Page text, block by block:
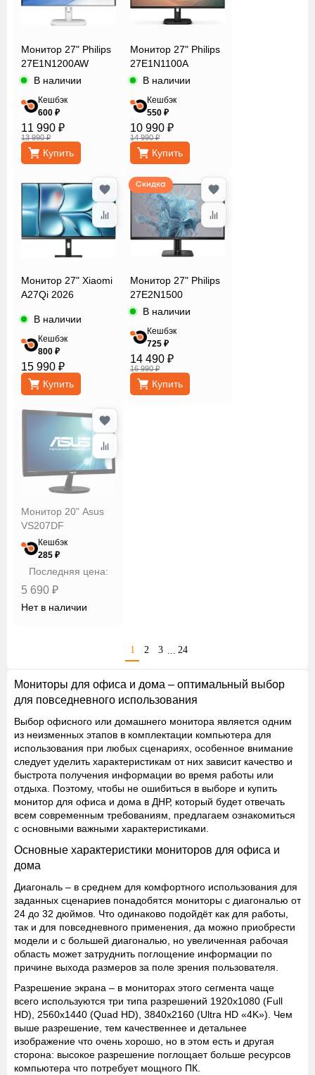
Монитор 27" Philips
27E1N1200AW
В наличии
Кешбэк
600 ₽
11 990 ₽
13 990 ₽
Купить
Монитор 27" Philips
27E1N1100A
В наличии
Кешбэк
550 ₽
10 990 ₽
14 990 ₽
Купить
Монитор 27" Xiaomi
A27Qi 2026
В наличии
Кешбэк
800 ₽
15 990 ₽
Купить
Скидка
Монитор 27" Philips
27E2N1500
В наличии
Кешбэк
725 ₽
14 490 ₽
16 990 ₽
Купить
Монитор 20" Asus
VS207DF
Кешбэк
285 ₽
Последняя цена:
5 690 ₽
Нет в наличии
1 2 3 24
Мониторы для офиса и дома – оптимальный выбор
для повседневного использования
Выбор офисного или домашнего монитора является одним
из неизменных этапов в комплектации компьютера для
использования при любых сценариях, особенное внимание
следует уделить характеристикам от них зависит качество и
быстрота получения информации во время работы или
отдыха. Поэтому, чтобы не ошибиться в выборе и купить
монитор для офиса и дома в ДНР, который будет отвечать
всем современным требованиям, предлагаем ознакомиться
с основными важными характеристиками.
Основные характеристики мониторов для офиса и
дома
Диагональ – в среднем для комфортного использования для
заданных сценариев понадобятся мониторы с диагональю от
24 до 32 дюймов. Что одинаково подойдёт как для работы,
так и для повседневного применения, да можно приобрести
модели и с большей диагональю, но увеличенная рабочая
область может затруднить поглощение информации по
причине выхода размеров за поле зрения пользователя.
Разрешение экрана – в мониторах этого сегмента чаще
всего используются три типа разрешений 1920х1080 (Full
HD), 2560х1440 (Quad HD), 3840х2160 (Ultra HD «4K»). Чем
выше разрешение, тем качественнее и детальнее
изображение что очень хорошо, но в этом есть и другая
сторона: высокое разрешение поглощает больше ресурсов
компьютера что потребует мощного ПК.